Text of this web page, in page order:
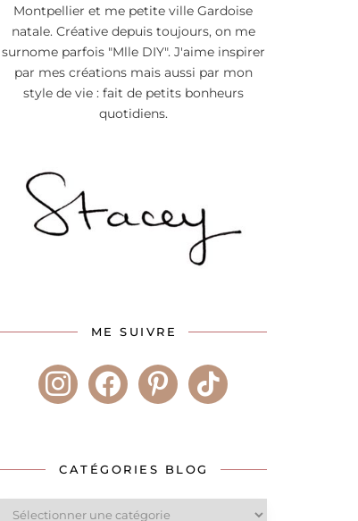
Montpellier et me petite ville Gardoise
natale. Créative depuis toujours, on me
surnome parfois "Mlle DIY". J'aime inspirer
par mes créations mais aussi par mon
style de vie : fait de petits bonheurs
quotidiens.
ME SUIVRE
instagramfacebookpinteresttiktok
CATÉGORIES BLOG
Catégories